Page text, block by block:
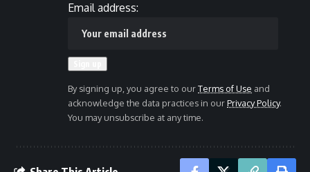
Email address:
By signing up, you agree to ourTerms of Use and
acknowledge the data practices in ourPrivacy Policy.
You may unsubscribe at any time.